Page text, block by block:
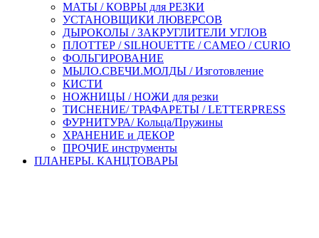
МАТЫ / КОВРЫ для РЕЗКИ
УСТАНОВЩИКИ ЛЮВЕРСОВ
ДЫРОКОЛЫ / ЗАКРУГЛИТЕЛИ УГЛОВ
ПЛОТТЕР / SILHOUETTE / CAMEO / CURIO
ФОЛЬГИРОВАНИЕ
МЫЛО.СВЕЧИ.МОЛДЫ / Изготовление
КИСТИ
НОЖНИЦЫ / НОЖИ для резки
ТИСНЕНИЕ/ ТРАФАРЕТЫ / LETTERPRESS
ФУРНИТУРА/ Кольца/Пружины
ХРАНЕНИЕ и ДЕКОР
ПРОЧИЕ инструменты
ПЛАНЕРЫ. КАНЦТОВАРЫ